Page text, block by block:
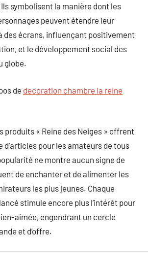
symbolisent la manière dont les
peuvent étendre leur
des écrans, influençant positivement
et le développement social des
globe.
de decoration chambre la reine
produits « Reine des Neiges » offrent
d’articles pour les amateurs de tous
ne montre aucun signe de
de enchanter et de alimenter les
les plus jeunes. Chaque
stimule encore plus l’intérêt pour
aimée, engendrant un cercle
et d’offre.